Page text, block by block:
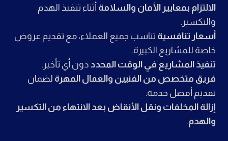
الالتزام بمعايير الأمان والسلامة أثناء تنفيذ الهدم
والتكسير.
أسعار تنافسية تناسب جميع العملاء، مع تقديم عروض
خاصة للمشاريع الكبيرة.
تنفيذ المشاريع في الوقت المحدد دون أي تأخير.
فريق متخصص من الفنيين والعمال المهرة لضمان
تقديم أفضل خدمة.
إزالة المخلفات ونقل الأنقاض بعد الانتهاء من التكسير
والهدم.